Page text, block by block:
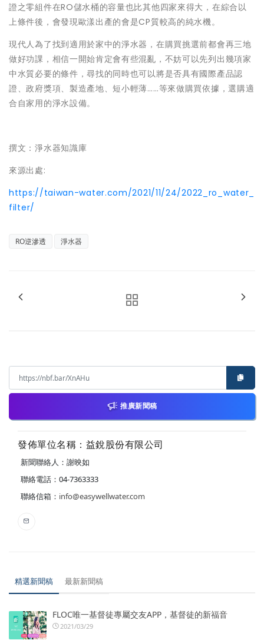
證之零組件在RO儲水桶的容量也比其他四家來得大，在綜合以
上條件後，會發現歐漾出產的會是CP質較高的純水機。
現代人為了找到適用於家中的淨水器，在購買挑選前都會再三地
做好功課，相信一開始肯定會有些混亂，不妨可以先列出幾項家
中水質必要的條件，尋找的同時也可以將是否具有國際產品認
證、政府獎項、製造產地、短小輕薄……等來做購買依據，選購適
合自家用的淨水設備。
撰文：淨水器知識庫
來源出處:
https://taiwan-water.com/2021/11/24/2022_ro_water_
filter/
RO逆滲透 淨水器
推廣新聞稿
發佈單位名稱：益銳股份有限公司
新聞聯絡人：謝映如
聯絡電話：04-7363333
聯絡信箱： info@easywellwater.com
精選新聞稿 最新新聞稿
FLOC唯一基督徒專屬交友APP，基督徒的新福音
2021/03/29